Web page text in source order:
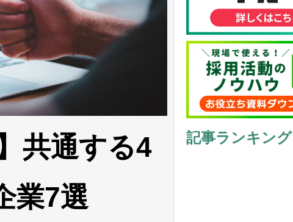
共通する4
業7選
記事ランキング